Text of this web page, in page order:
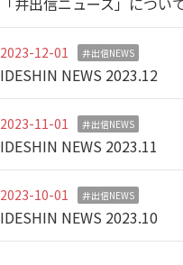
2023-12-01 井出信NEWS
IDESHIN NEWS 2023.12
2023-11-01 井出信NEWS
IDESHIN NEWS 2023.11
2023-10-01 井出信NEWS
IDESHIN NEWS 2023.10